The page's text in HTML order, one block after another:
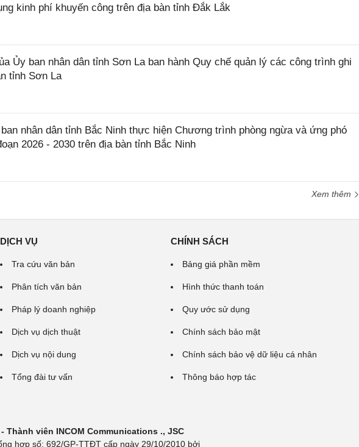
kinh phí khuyến công trên địa bàn tỉnh Đắk Lắk
Ủy ban nhân dân tỉnh Sơn La ban hành Quy chế quản lý các công trình ghi
tỉnh Sơn La
nhân dân tỉnh Bắc Ninh thực hiện Chương trình phòng ngừa và ứng phó
2026 - 2030 trên địa bàn tỉnh Bắc Ninh
Xem thêm
DỊCH VỤ
Tra cứu văn bản
Phân tích văn bản
Pháp lý doanh nghiệp
Dịch vụ dịch thuật
Dịch vụ nội dung
Tổng đài tư vấn
CHÍNH SÁCH
Bảng giá phần mềm
Hình thức thanh toán
Quy ước sử dụng
Chính sách bảo mật
Chính sách bảo vệ dữ liệu cá nhân
Thông báo hợp tác
Thành viên INCOM Communications ., JSC
hợp số: 692/GP-TTĐT cấp ngày 29/10/2010 bởi